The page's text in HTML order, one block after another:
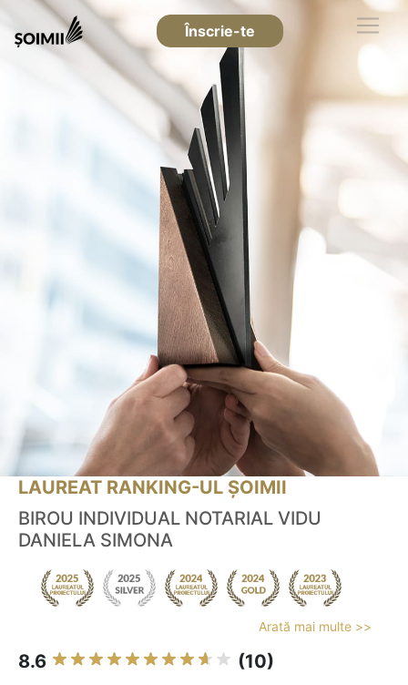
Înscrie-te
LAUREAT RANKING-UL ȘOIMII
BIROU INDIVIDUAL NOTARIAL VIDU
DANIELA SIMONA
Arată mai multe >>
8.6 (10)